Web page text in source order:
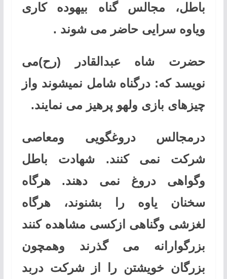
باطل، مجالس گناه بیهوده کاری
ویاوه سرایی حاضر می شوند .
حضرت شاه عبدالقادر (رح)می
نویسد که: درگناه شامل نمیشوند واز
چیزهای بازی ولهو پرهیز می نمایند.
درمجالس دروغگویی ومعاصی
شرکت نمی کنند. شهادت باطل
وگواهی دروغ نمی دهند. هرگاه
سخنان یاوه را
بشنوند، هرگاه
لغزشی وگناهی ازکسی مشاهده کنند
بزرگوارانه می گذرند وهمچون
بزرگان خویشتن را از شرکت دربد